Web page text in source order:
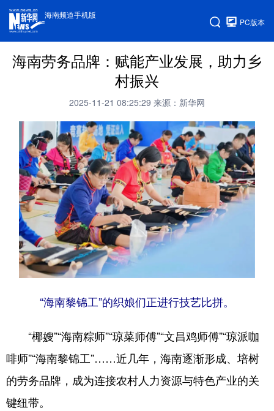
海南频道手机版
PC版本
海南劳务品牌：赋能产业发展，助力乡
村振兴
2025-11-21 08:25:29 来源：新华网
“海南黎锦工”的织娘们正进行技艺比拼。
“椰嫂”“海南粽师”“琼菜师傅”“文昌鸡师傅”“琼派咖
啡师”“海南黎锦工”……近几年，海南逐渐形成、培树
的劳务品牌，成为连接农村人力资源与特色产业的关
键纽带。